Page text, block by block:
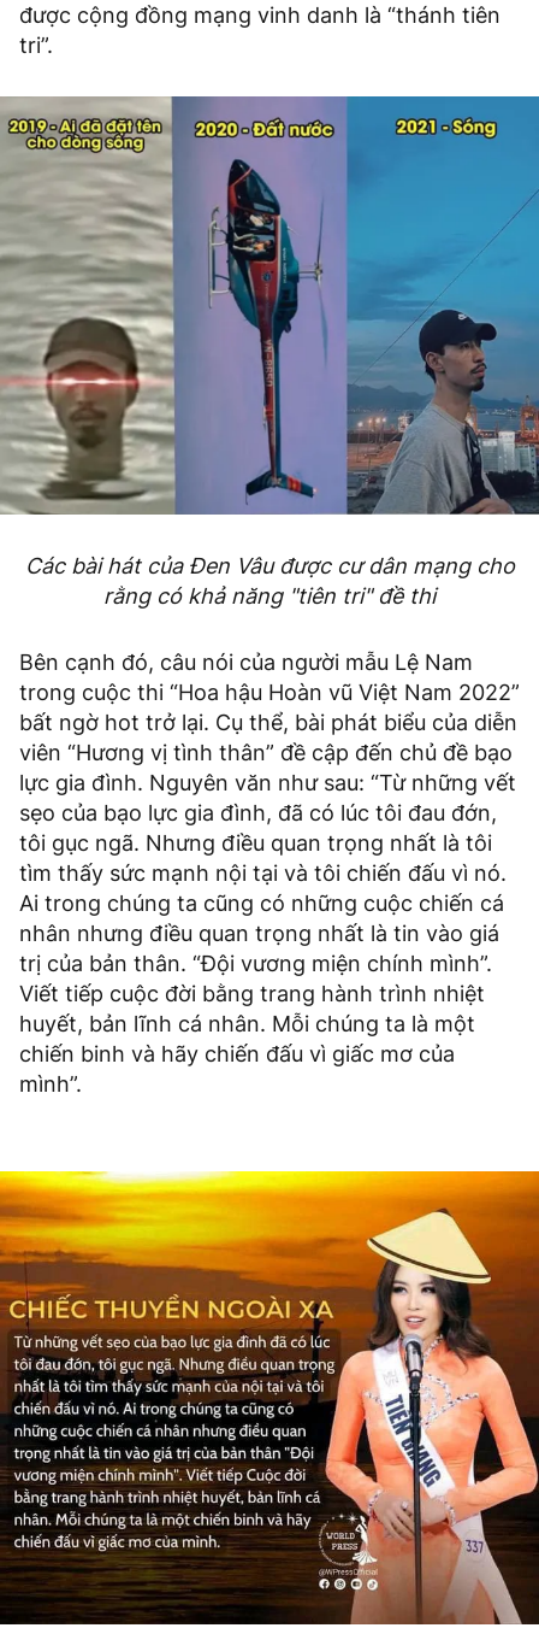
được cộng đồng mạng vinh danh là “thánh tiên
tri”.
Các bài hát của Đen Vâu được cư dân mạng cho
rằng có khả năng "tiên tri" đề thi
Bên cạnh đó, câu nói của người mẫu Lệ Nam
trong cuộc thi “Hoa hậu Hoàn vũ Việt Nam 2022”
bất ngờ hot trở lại. Cụ thể, bài phát biểu của diễn
viên “Hương vị tình thân” đề cập đến chủ đề bạo
lực gia đình. Nguyên văn như sau: “Từ những vết
sẹo của bạo lực gia đình, đã có lúc tôi đau đớn,
tôi gục ngã. Nhưng điều quan trọng nhất là tôi
tìm thấy sức mạnh nội tại và tôi chiến đấu vì nó.
Ai trong chúng ta cũng có những cuộc chiến cá
nhân nhưng điều quan trọng nhất là tin vào giá
trị của bản thân. “Đội vương miện chính mình”.
Viết tiếp cuộc đời bằng trang hành trình nhiệt
huyết, bản lĩnh cá nhân. Mỗi chúng ta là một
chiến binh và hãy chiến đấu vì giấc mơ của
mình”.